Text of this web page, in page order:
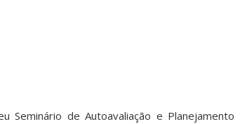
Seminário de Autoavaliação e Planejamento